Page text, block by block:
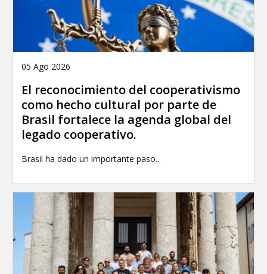
05 Ago 2026
El reconocimiento del cooperativismo
como hecho cultural por parte de
Brasil fortalece la agenda global del
legado cooperativo.
Brasil ha dado un importante paso...